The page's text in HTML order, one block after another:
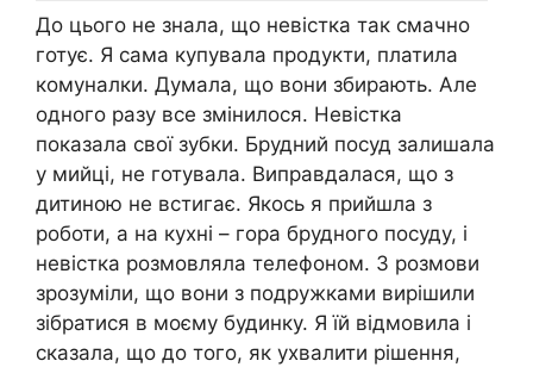
До цього не знала, що невістка так смачно
готує. Я сама купувала продукти, платила
комуналки. Думала, що вони збирають. Але
одного разу все змінилося. Невістка
показала свої зубки. Брудний посуд залишала
у мийці, не готувала. Виправдалася, що з
дитиною не встигає. Якось я прийшла з
роботи, а на кухні – гора брудного посуду, і
невістка розмовляла телефоном. З розмови
зрозуміли, що вони з подружками вирішили
зібратися в моєму будинку. Я їй відмовила і
сказала, що до того, як ухвалити рішення,